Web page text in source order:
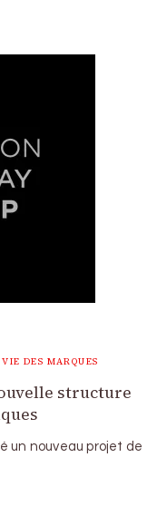
VIE DES MARQUES
structure
un nouveau projet de